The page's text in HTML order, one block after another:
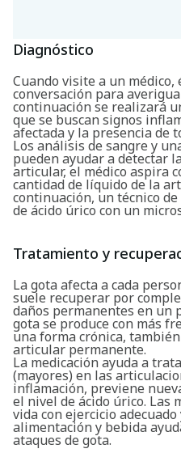
Diagnóstico
Cuando visite a un
conversación para
continuación se realizará
que se buscan signos
afectada y la presencia de
Los análisis de sangre y
pueden ayudar a detectar
articular, el médico aspira
cantidad de líquido de la
continuación, un técnico
de ácido úrico con un
Tratamiento y
La gota afecta a cada
suele recuperar por
daños permanentes en un
gota se produce con más
una forma crónica,
articular permanente.
La medicación ayuda a
(mayores) en las
inflamación, previene
el nivel de ácido úrico. Las
vida con ejercicio
alimentación y bebida
ataques de gota.